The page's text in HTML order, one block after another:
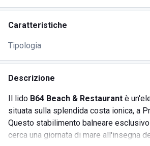
Caratteristiche
Tipologia
Descrizione
Il lido B64 Beach & Restaurant è
situata sulla splendida costa ionica, a
Questo stabilimento balneare
cerca una giornata di mare all'insegna